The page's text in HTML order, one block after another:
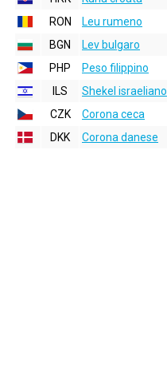
RON
Leu rumeno
BGN
Lev bulgaro
PHP
Peso filippino
ILS
Shekel israeliano
CZK
Corona ceca
DKK
Corona danese